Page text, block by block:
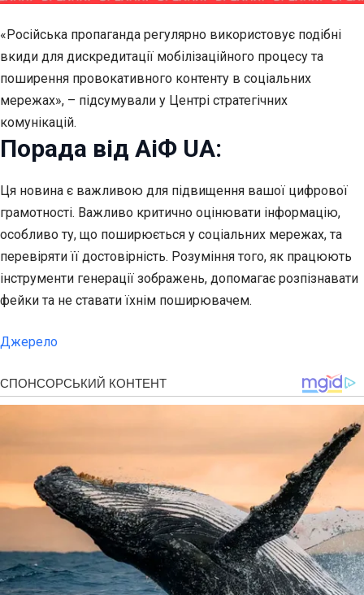
«Російська пропаганда регулярно використовує подібні
вкиди для дискредитації мобілізаційного процесу та
поширення провокативного контенту в соціальних
мережах», – підсумували у Центрі стратегічних
комунікацій.
Порада від АіФ UA:
Ця новина є важливою для підвищення вашої цифрової
грамотності. Важливо критично оцінювати інформацію,
особливо ту, що поширюється у соціальних мережах, та
перевіряти її достовірність. Розуміння того, як працюють
інструменти генерації зображень, допомагає розпізнавати
фейки та не ставати їхнім поширювачем.
Джерело